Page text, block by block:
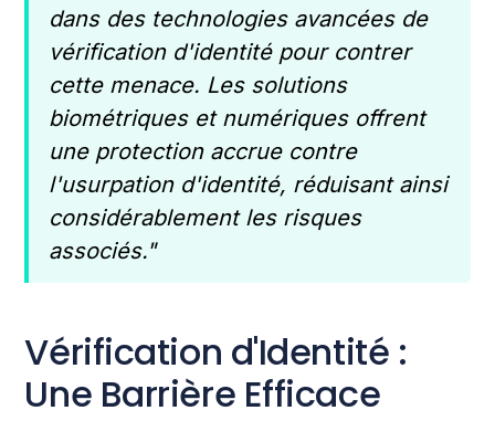
dans des technologies avancées de
vérification d'identité pour contrer
cette menace. Les solutions
biométriques et numériques offrent
une protection accrue contre
l'usurpation d'identité, réduisant ainsi
considérablement les risques
associés."
Vérification d'Identité :
Une Barrière Efficace